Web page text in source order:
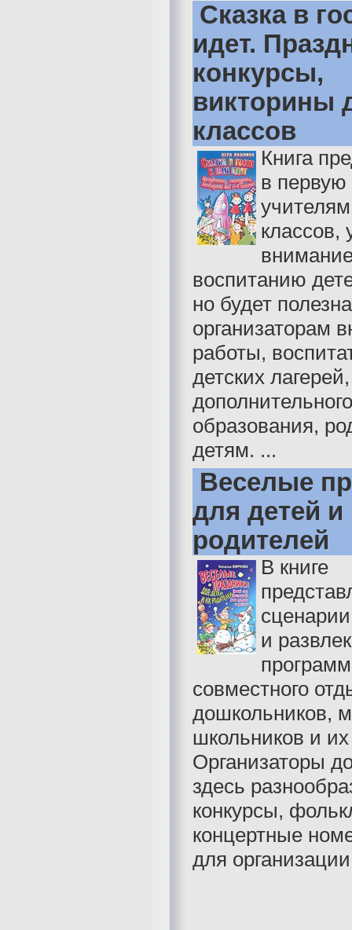
Сказка в
идет.
конкурсы,
викторины
классов
Книга
в первую
воспитанию
но будет
организаторам
работы,
детских
дополнительного
образования,
детям. ...
Веселые
для детей и
родителей
В книге
и
совместного
дошкольников,
школьников и
Организаторы
здесь
конкурсы,
концертные
для